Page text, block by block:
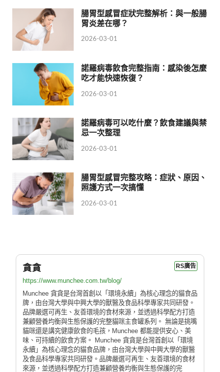
腸胃型感冒症狀完整解析：與一般腸
胃炎差在哪？
2026-03-01
諾羅病毒飲食完整指南：感染後怎麼
吃才能快速恢復？
2026-03-01
諾羅病毒可以吃什麼？飲食建議與禁
忌一次整理
2026-03-01
腸胃型感冒完整攻略：症狀、原因、
照護方式一次搞懂
2026-03-01
貪貪 RS廣告
https://www.munchee.com.tw/blog/
Munchee 貪貪是台灣首創以「環境永續」為核心理念的貓食品
牌，由台灣大學與中興大學的獸醫及食品科學專家共同研發。
品牌嚴選可再生、友善環境的食材來源，並透過科學配方打造
兼顧營養均衡與生態保護的完整貓咪主食罐系列。 無論是挑嘴
貓咪還是講究健康飲食的毛孩，Munchee 都能提供安心、美
味、可持續的飲食方案。 Munchee 貪貪是台灣首創以「環境
永續」為核心理念的貓食品牌，由台灣大學與中興大學的獸醫
及食品科學專家共同研發。品牌嚴選可再生、友善環境的食材
來源，並透過科學配方打造兼顧營養均衡與生態保護的完